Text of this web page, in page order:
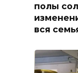
полы
вся